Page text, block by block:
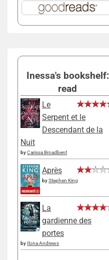
Inessa's bookshelf:
read
Le
Serpent et le
Descendant de la
Nuit
byCarissa Broadbent
Après
byStephen King
La
gardienne des
portes
by Ilona Andrews